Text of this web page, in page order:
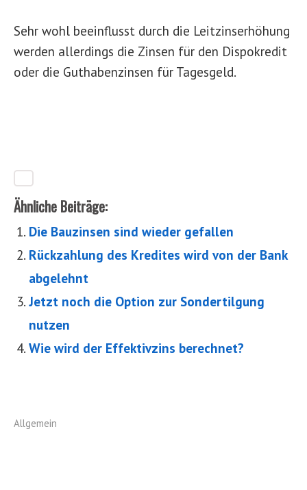
Sehr wohl beeinflusst durch die Leitzinserhöhung
werden allerdings die Zinsen für den Dispokredit
oder die Guthabenzinsen für Tagesgeld.
Ähnliche Beiträge:
Die Bauzinsen sind wieder gefallen
Rückzahlung des Kredites wird von der Bank
abgelehnt
Jetzt noch die Option zur Sondertilgung
nutzen
Wie wird der Effektivzins berechnet?
Allgemein